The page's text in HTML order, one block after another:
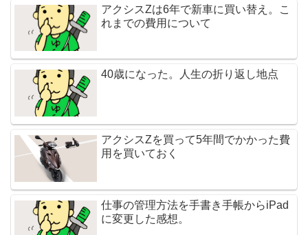
アクシスZは6年で新車に買い替え。こ
れまでの費用について
40歳になった。人生の折り返し地点
アクシスZを買って5年間でかかった費
用を買いておく
仕事の管理方法を手書き手帳からiPad
に変更した感想。